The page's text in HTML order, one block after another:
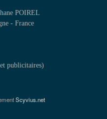
POIREL
- France
publicitaires)
Scyvius.net